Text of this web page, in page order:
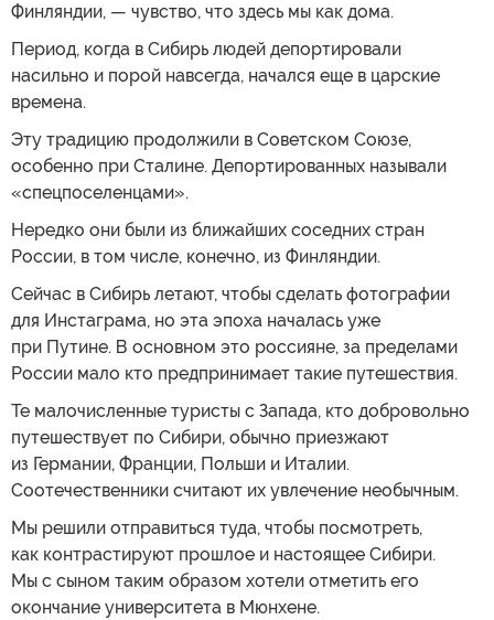
Финляндии, — чувство, что здесь мы как дома.
Период, когда в Сибирь людей депортировали
насильно и порой навсегда, начался еще в царские
времена.
Эту традицию продолжили в Советском Союзе,
особенно при Сталине. Депортированных называли
«спецпоселенцами».
Нередко они были из ближайших соседних стран
России, в том числе, конечно, из Финляндии.
Сейчас в Сибирь летают, чтобы сделать фотографии
для Инстаграма, но эта эпоха началась уже
при Путине. В основном это россияне, за пределами
России мало кто предпринимает такие путешествия.
Те малочисленные туристы с Запада, кто добровольно
путешествует по Сибири, обычно приезжают
из Германии, Франции, Польши и Италии.
Соотечественники считают их увлечение необычным.
Мы решили отправиться туда, чтобы посмотреть,
как контрастируют прошлое и настоящее Сибири.
Мы с сыном таким образом хотели отметить его
окончание университета в Мюнхене.